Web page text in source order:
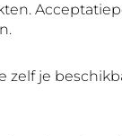
zelf je